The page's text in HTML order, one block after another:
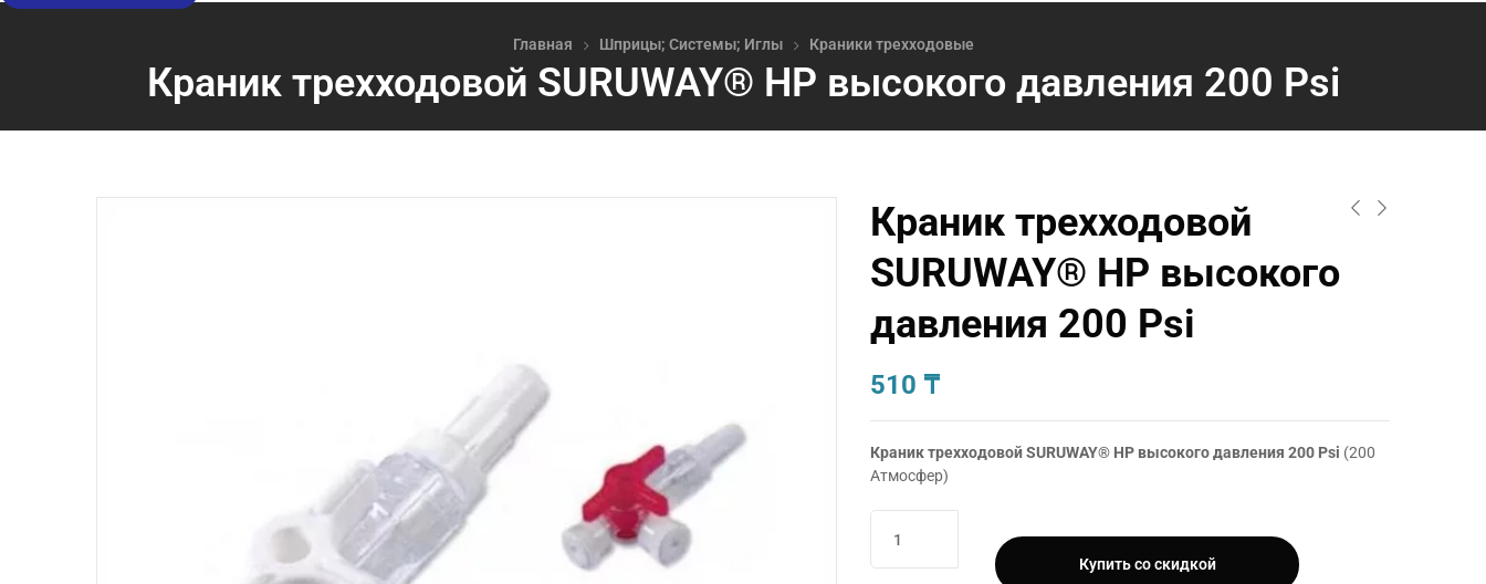
Главная Шприцы; Системы; Иглы Краники трехходовые
Краник трехходовой SURUWAY® HP высокого давления 200 Psi
Краник трехходовой
SURUWAY® HP высокого
давления 200 Psi
510 ₸
Краник трехходовой SURUWAY® HP высокого давления 200 Psi (200
Атмосфер)
товара
Краник
Купить со скидкой